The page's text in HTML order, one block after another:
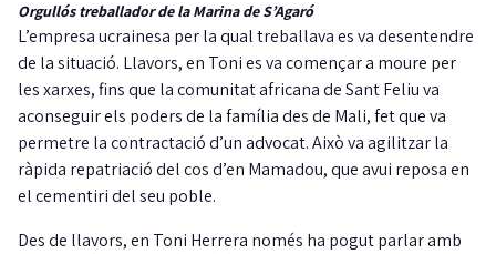
Orgullós treballador de la Marina de S’Agaró
L’empresa ucrainesa per la qual treballava es va desentendre
de la situació. Llavors, en Toni es va començar a moure per
les xarxes, fins que la comunitat africana de Sant Feliu va
aconseguir els poders de la família des de Mali, fet que va
permetre la contractació d’un advocat. Això va agilitzar la
ràpida repatriació del cos d’en Mamadou, que avui reposa en
el cementiri del seu poble.
Des de llavors, en Toni Herrera només ha pogut parlar amb